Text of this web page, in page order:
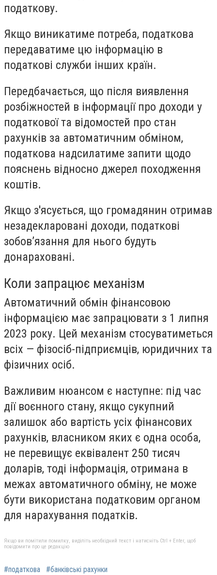
податкову.
Якщо виникатиме потреба, податкова
передаватиме цю інформацію в
податкові служби інших країн.
Передбачається, що після виявлення
розбіжностей в інформації про доходи у
податкової та відомостей про стан
рахунків за автоматичним обміном,
податкова надсилатиме запити щодо
пояснень відносно джерел походження
коштів.
Якщо з'ясується, що громадянин отримав
незадекларовані доходи, податкові
зобов’язання для нього будуть
донараховані.
Коли запрацює механізм
Автоматичний обмін фінансовою
інформацією має запрацювати з 1 липня
2023 року. Цей механізм стосуватиметься
всіх — фізосіб-підприємців, юридичних та
фізичних осіб.
Важливим нюансом є наступне: під час
дії воєнного стану, якщо сукупний
залишок або вартість усіх фінансових
рахунків, власником яких є одна особа,
не перевищує еквівалент 250 тисяч
доларів, тоді інформація, отримана в
межах автоматичного обміну, не може
бути використана податковим органом
для нарахування податків.
Якщо ви помітили помилку, виділіть необхідний текст і натисніть Ctrl + Enter, щоб
повідомити про це редакцію
#податкова #банківські рахунки